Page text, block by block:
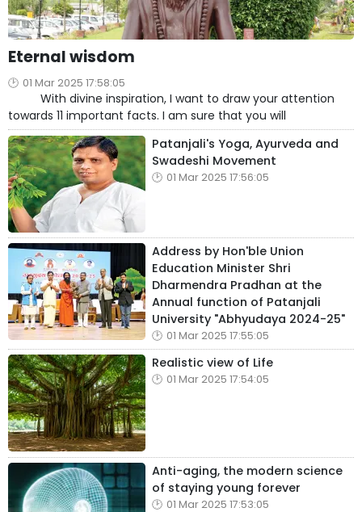
Eternal wisdom
01 Mar 2025 17:58:05
With divine inspiration, I want to draw your attention
towards 11 important facts. I am sure that you will
Patanjali's Yoga, Ayurveda and
Swadeshi Movement
01 Mar 2025 17:56:05
Address by Hon'ble Union
Education Minister Shri
Dharmendra Pradhan at the
Annual function of Patanjali
University "Abhyudaya 2024-25"
01 Mar 2025 17:55:05
Realistic view of Life
01 Mar 2025 17:54:05
Anti-aging, the modern science
of staying young forever
01 Mar 2025 17:53:05